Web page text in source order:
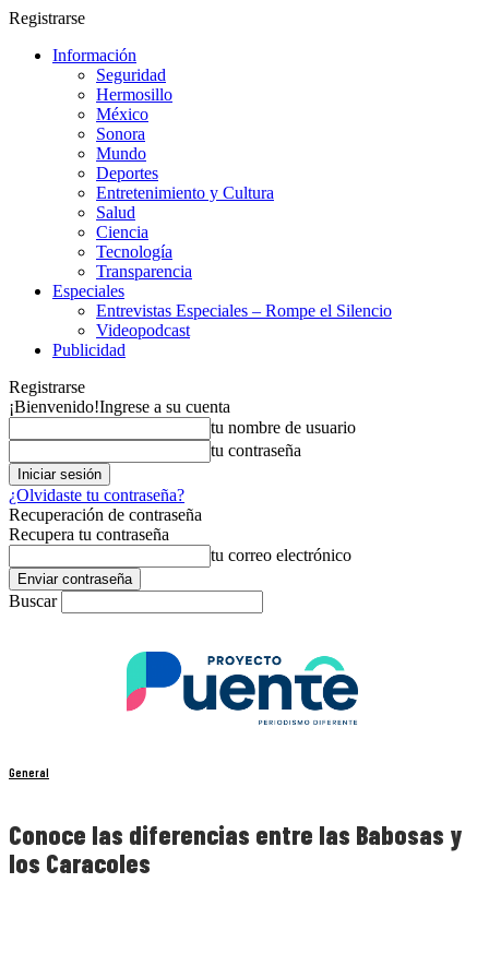
Registrarse
Información
Seguridad
Hermosillo
México
Sonora
Mundo
Deportes
Entretenimiento y Cultura
Salud
Ciencia
Tecnología
Transparencia
Especiales
Entrevistas Especiales – Rompe el Silencio
Videopodcast
Publicidad
Registrarse
¡Bienvenido!Ingrese a su cuenta
tu nombre de usuario
tu contraseña
¿Olvidaste tu contraseña?
Recuperación de contraseña
Recupera tu contraseña
tu correo electrónico
Buscar
General
Conoce las diferencias entre las Babosas y
los Caracoles